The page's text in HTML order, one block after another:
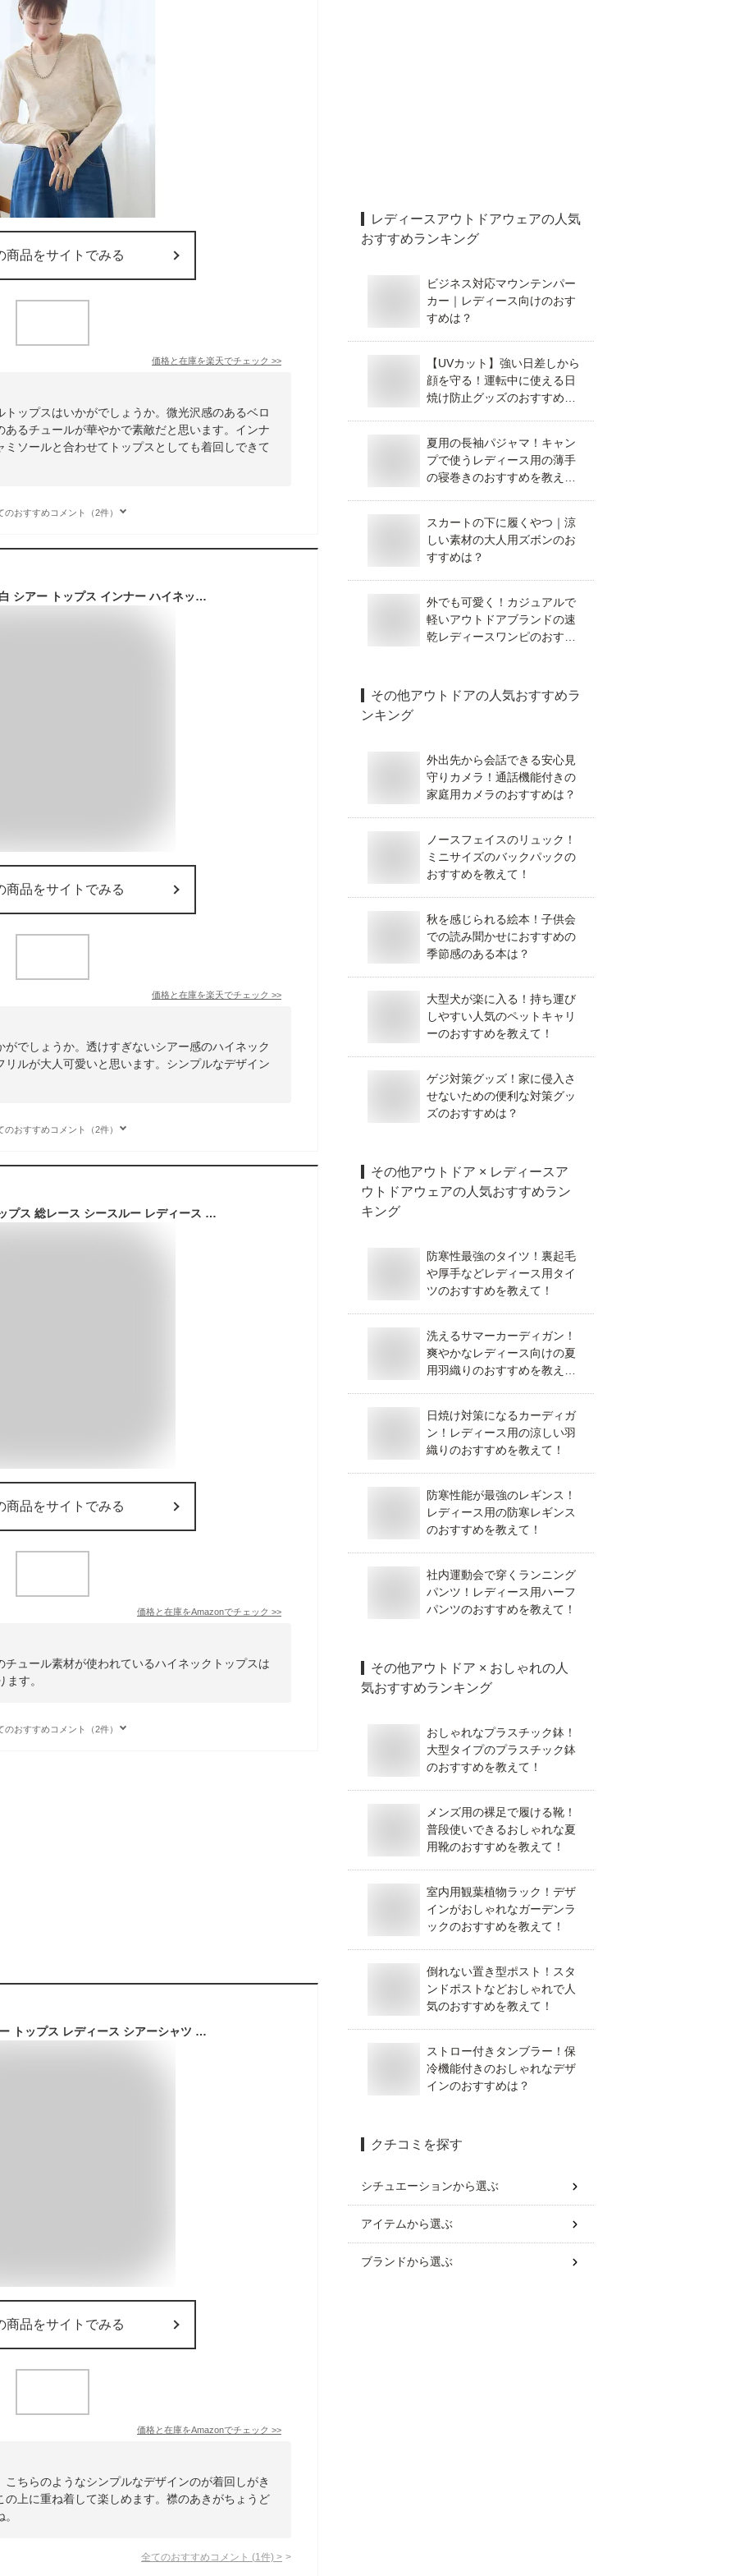
商品をサイトでみる
価格と在庫を楽天でチェック >>
ップスはいかがでしょうか。微光沢感のあるベロ
るチュールが華やかで素敵だと思います。インナ
ソールと合わせてトップスとしても着回しできて
のおすすめコメント（2件）
シースルー トップス 白 シアー トップス インナー ハイネック インナー レディース ホワイト 黒 カットソー シアー タートル トップス 春 夏 重ね着 長袖 tシャツ 薄手 タートルネック 透け感 メロー 柄 きれいめ チュール パワーネット 首元 フリル レース レイヤード
商品をサイトでみる
価格と在庫を楽天でチェック >>
でしょうか。透けすぎないシアー感のハイネック
ルが大人可愛いと思います。シンプルなデザイン
のおすすめコメント（2件）
[PALAME] シアー トップス 総レース シースルー レディース 春 秋 肌見せ・重ね着・着回し力 高伸縮 ブラウス チュール メロー加工 ハイネック インナー 軽量 薄手 長袖 花柄 春 夏 秋 (無地ーライトグレー)
商品をサイトでみる
価格と在庫をAmazonでチェック >>
ュール素材が使われているハイネックトップスは
す。
のおすすめコメント（2件）
【SEYIXU】シースルー トップス レディース シアーシャツ メッシュ 透け感 重ね着 薄手 日よけ 韓国 ファッション セクシー かわいい 柔らかい UVカット チュール 長袖 Tシャツ 夏 (白, L)
商品をサイトでみる
価格と在庫をAmazonでチェック >>
ちらのようなシンプルなデザインのが着回しがき
上に重ね着して楽しめます。襟のあきがちょうど
全てのおすすめコメント (1 件) >
レディースアウトドアウェアの人気
おすすめランキング
ビジネス対応マウンテンパー
カー｜レディース向けのおす
すめは？
【UVカット】強い日差しから
顔を守る！運転中に使える日
焼け防止グッズのおすすめを
夏用の長袖パジャマ！キャン
プで使うレディース用の薄手
の寝巻きのおすすめを教え
スカートの下に履くやつ｜涼
しい素材の大人用ズボンのお
すすめは？
外でも可愛く！カジュアルで
軽いアウトドアブランドの速
乾レディースワンピのおすす
その他アウトドアの人気おすすめラ
ンキング
外出先から会話できる安心見
守りカメラ！通話機能付きの
家庭用カメラのおすすめは？
ノースフェイスのリュック！
ミニサイズのバックパックの
おすすめを教えて！
秋を感じられる絵本！子供会
での読み聞かせにおすすめの
季節感のある本は？
大型犬が楽に入る！持ち運び
しやすい人気のペットキャリ
ーのおすすめを教えて！
ゲジ対策グッズ！家に侵入さ
せないための便利な対策グッ
ズのおすすめは？
その他アウトドア × レディースア
ウトドアウェアの人気おすすめラン
キング
防寒性最強のタイツ！裏起毛
や厚手などレディース用タイ
ツのおすすめを教えて！
洗えるサマーカーディガン！
爽やかなレディース向けの夏
用羽織りのおすすめを教え
日焼け対策になるカーディガ
ン！レディース用の涼しい羽
織りのおすすめを教えて！
防寒性能が最強のレギンス！
レディース用の防寒レギンス
のおすすめを教えて！
社内運動会で穿くランニング
パンツ！レディース用ハーフ
パンツのおすすめを教えて！
その他アウトドア × おしゃれの人
気おすすめランキング
おしゃれなプラスチック鉢！
大型タイプのプラスチック鉢
のおすすめを教えて！
メンズ用の裸足で履ける靴！
普段使いできるおしゃれな夏
用靴のおすすめを教えて！
室内用観葉植物ラック！デザ
インがおしゃれなガーデンラ
ックのおすすめを教えて！
倒れない置き型ポスト！スタ
ンドポストなどおしゃれで人
気のおすすめを教えて！
ストロー付きタンブラー！保
冷機能付きのおしゃれなデザ
インのおすすめは？
クチコミを探す
シチュエーションから選ぶ
アイテムから選ぶ
ブランドから選ぶ